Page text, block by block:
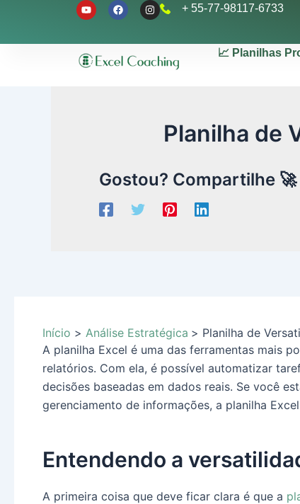
o
Y
o
u
u
b
e
F
a
c
b
o
o
I
n
s
a
r
+ 55-77-98117-6733
📈 Planilhas
Planilha de
Gostou? Compartilhe 🚀
Início Análise Estratégica
Planilha de
A planilha Excel é uma das ferramentas mais
relatórios. Com ela, é possível automatizar
decisões baseadas em dados reais. Se você
gerenciamento de informações, a planilha
Entendendo a
A primeira coisa que deve ficar clara é que a